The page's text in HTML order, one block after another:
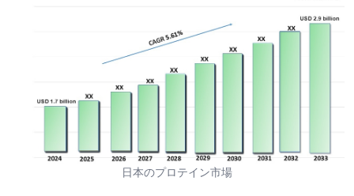
日本のプロテイン市場